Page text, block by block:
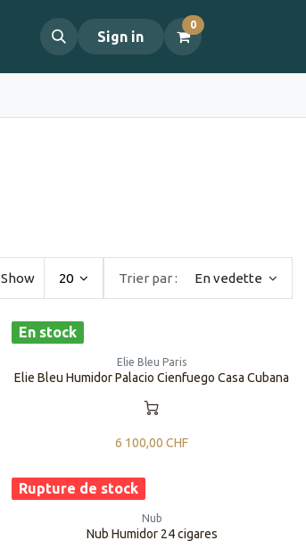
Sign in
0
Trier par : En vedette
Show 20
En stock
Elie Bleu Paris
Elie Bleu Humidor Palacio Cienfuego Casa Cubana
6 100,00 CHF
Rupture de stock
Nub
Nub Humidor 24 cigares